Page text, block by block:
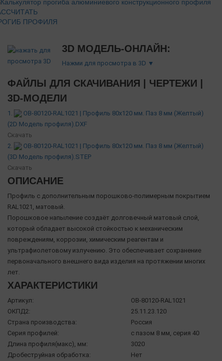
ПРОФИЛЯ
3D МОДЕЛЬ-ОНЛАЙН:
Нажми для просмотра в 3D ▼
ФАЙЛЫ ДЛЯ СКАЧИВАНИЯ | ЧЕРТЕЖИ |
3D-МОДЕЛИ
1.
OB-80120-RAL1021 | Профиль 80х120 мм. Паз 8 мм (Желтый)
(2D Модель профиля).DXF
Скачать
2.
OB-80120-RAL1021 | Профиль 80х120 мм. Паз 8 мм (Желтый)
(3D Модель профиля).STEP
Скачать
ОПИСАНИЕ
Профиль с дополнительным порошково-полимерным покрытием
RAL1021, матовый.
Порошковое напыление создаёт долговечный матовый слой,
который обладает высокой стойкостью к механическим
повреждениям, коррозии, химическим реагентам и
ультрафиолетовому излучению. Это обеспечивает сохранение
первоначального внешнего вида изделия на протяжении многих
лет.
ХАРАКТЕРИСТИКИ
Артикул:
OB-80120-RAL1021
ОКПД2:
25.11.23.120
Страна производства:
Россия
Серия профилей:
с пазом 8 мм, серия 40
Длина профиля(макс), мм:
3020
Дробеструйная обработка:
Нет